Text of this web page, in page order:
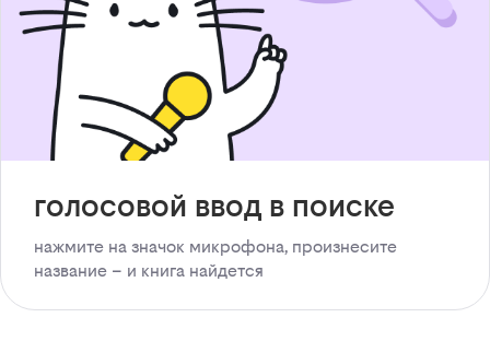
голосовой ввод в поиске
нажмите на значок микрофона, произнесите
название – и книга найдется